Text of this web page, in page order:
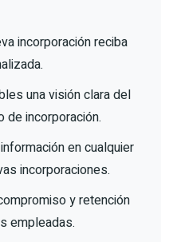
incorporación reciba
una visión clara del
incorporación.
en cualquier
incorporaciones.
y retención
empleadas.